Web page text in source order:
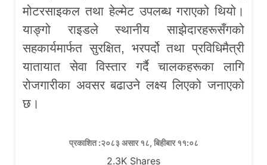
मोटरसाइकल तथा हेल्मेट उपलब्ध गराएको थियो।
याङ्गो राइडले स्थानीय साझेदारहरूसँगको
सहकार्यमार्फत सुरक्षित, भरपर्दो तथा प्रविधिमैत्री
यातायात सेवा विस्तार गर्दै चालकहरूका लागि
रोजगारीका अवसर बढाउने लक्ष्य लिएको जनाएको
छ।
प्रकाशित :२०८३ असार १८, बिहीबार ११:०८
2.3K Shares